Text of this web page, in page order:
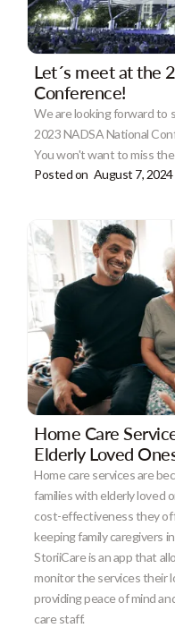
Let´s meet at the
Conference!
We are looking forward to
2023 NADSA National
You won't want to miss
Posted on August 7, 2024
Home Care
Elderly Loved
Home care services are
families with elderly loved
cost-effectiveness they
keeping family caregivers
StoriiCare is an app that
monitor the services their
providing peace of mind
care staff.